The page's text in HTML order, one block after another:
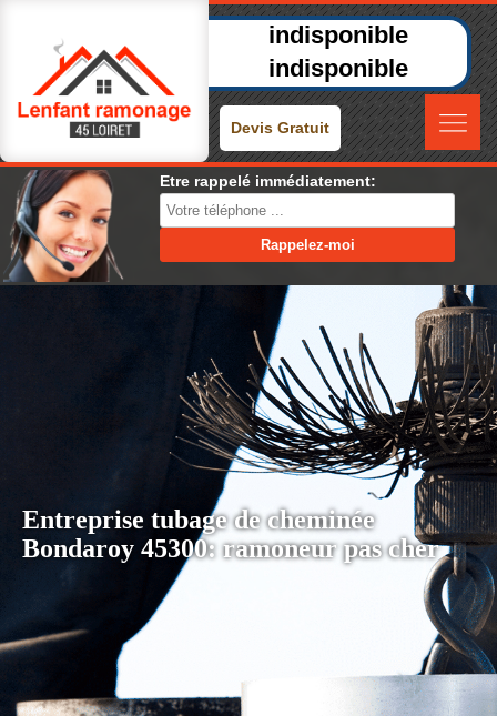
indisponible
indisponible
Devis Gratuit
Etre rappelé immédiatement:
Entreprise tubage de cheminée
Bondaroy 45300: ramoneur pas cher